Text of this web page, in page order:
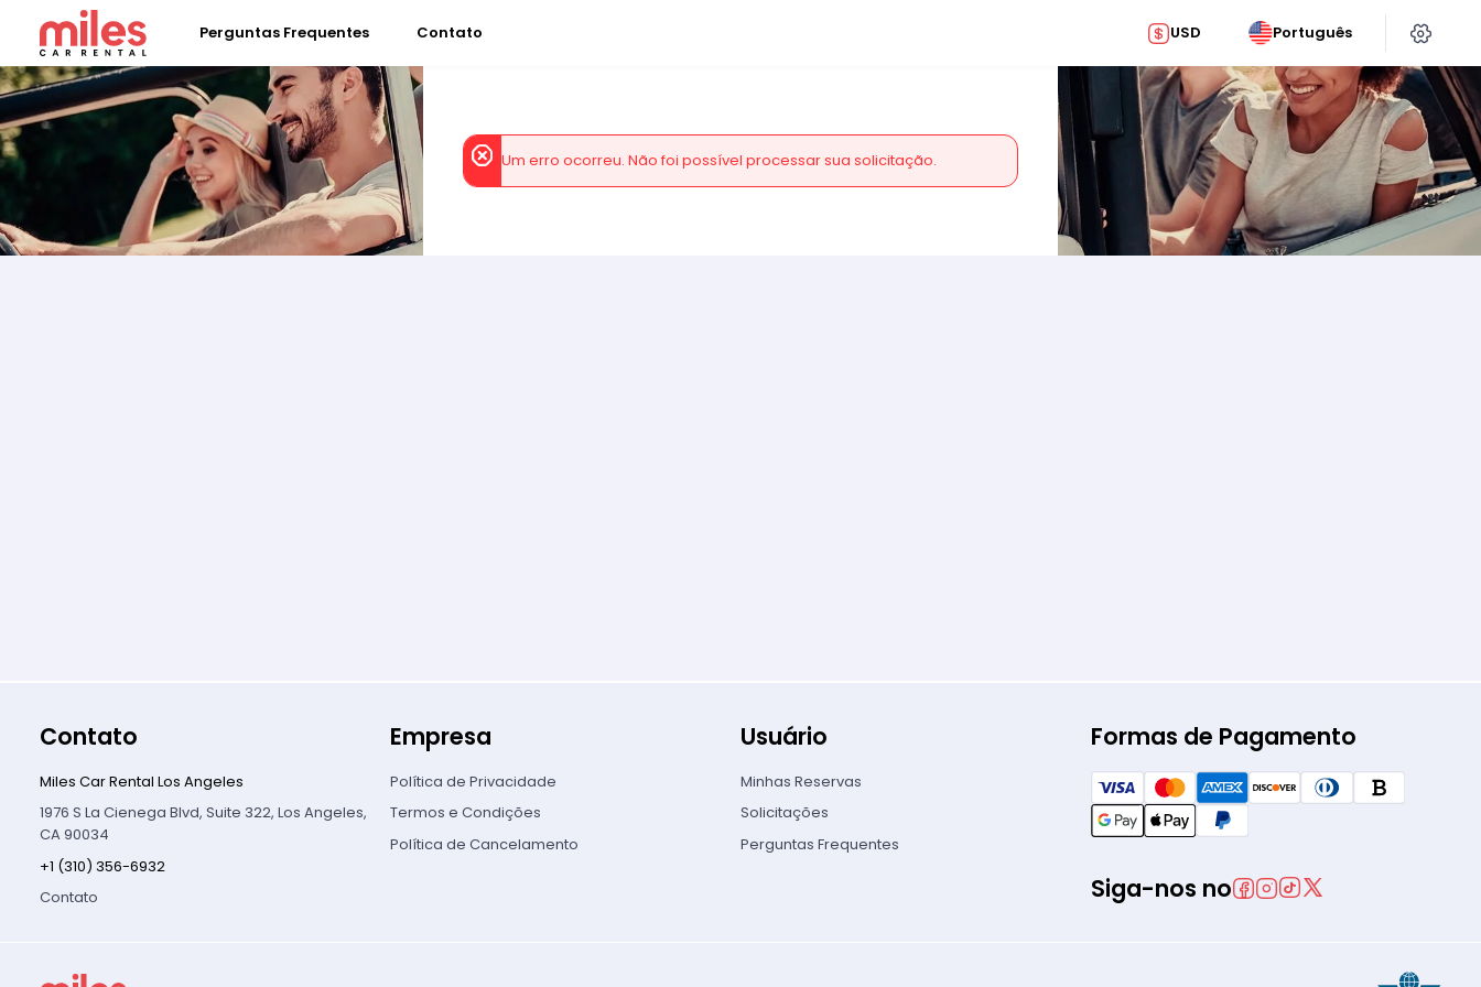
Perguntas Frequentes Contato USD Português
Um erro ocorreu. Não foi possível processar sua solicitação.
Contato
Miles Car Rental Los Angeles
1976 S La Cienega Blvd, Suite 322, Los Angeles,
CA 90034
+1 (310) 356-6932
Contato
Empresa
Política de Privacidade
Termos e Condições
Política de Cancelamento
Usuário
Minhas Reservas
Solicitações
Perguntas Frequentes
Formas de Pagamento
Siga-nos no